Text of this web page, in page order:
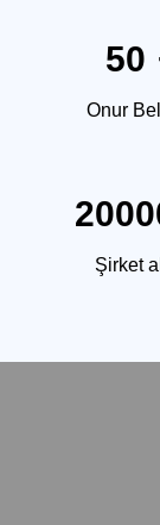
50
Onur
Şirket